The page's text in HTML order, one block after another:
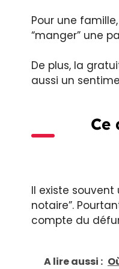
Pour une
“manger” une
De plus, la
aussi un
Ce
Il existe
notaire”.
compte du
A lire aussi :